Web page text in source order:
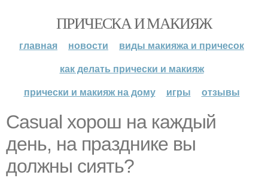
ПРИЧЕСКА И МАКИЯЖ
главная новости
виды макияжа и причесок
как делать прически и макияж
прически и макияж на дому
игры отзывы
Casual хорош на каждый
день, на празднике вы
должны сиять?